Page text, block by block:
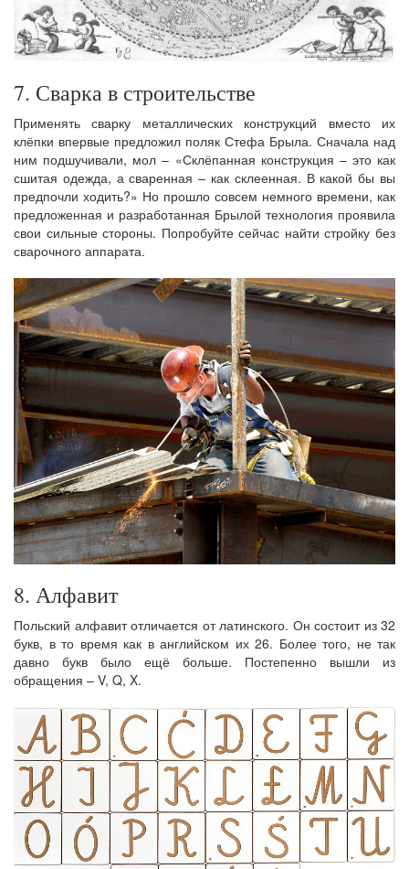
7. Сварка в строительстве
Применять сварку металлических конструкций вместо их
клёпки впервые предложил поляк Стефа Брыла. Сначала над
ним подшучивали, мол – «Склёпанная конструкция – это как
сшитая одежда, а сваренная – как склеенная. В какой бы вы
предпочли ходить?» Но прошло совсем немного времени, как
предложенная и разработанная Брылой технология проявила
свои сильные стороны. Попробуйте сейчас найти стройку без
сварочного аппарата.
8. Алфавит
Польский алфавит отличается от латинского. Он состоит из 32
букв, в то время как в английском их 26. Более того, не так
давно букв было ещё больше. Постепенно вышли из
обращения – V, Q, X.